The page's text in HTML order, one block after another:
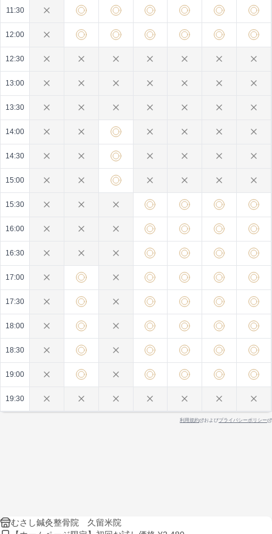
11:30
12:00
12:30
13:00
13:30
14:00
14:30
15:00
15:30
16:00
16:30
17:00
17:30
18:00
18:30
19:00
19:30
利用規約 およびプライバシーポリシー
むさし鍼灸整骨院 久留米院